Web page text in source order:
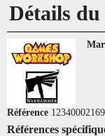
Détails
Référence
Références